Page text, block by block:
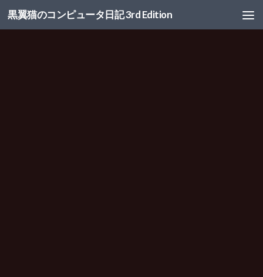
コンテンツへスキップ
黒翼猫のコンピュータ日記 3rd Edition